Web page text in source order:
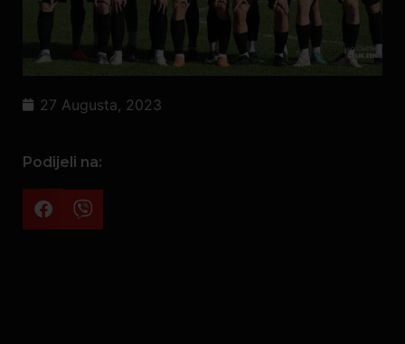
27 Augusta, 2023
Podijeli na: